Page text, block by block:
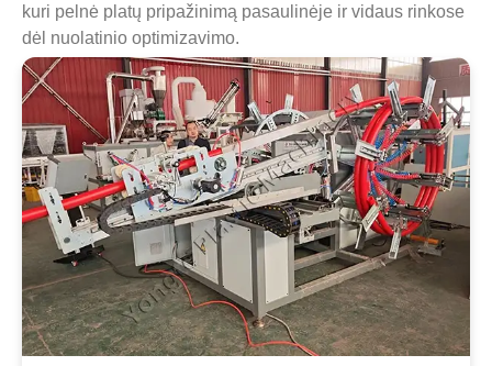
kuri pelnė platų pripažinimą pasaulinėje ir vidaus rinkose
dėl nuolatinio optimizavimo.